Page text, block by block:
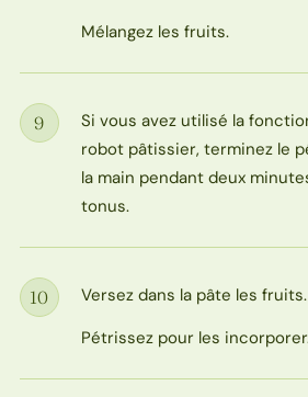
Mélangez les fruits.
Étape
9
Si vous avez utilisé la
robot pâtissier, terminez le
la main pendant deux
tonus.
Étape
10
Versez dans la pâte les fruits.
Pétrissez pour les